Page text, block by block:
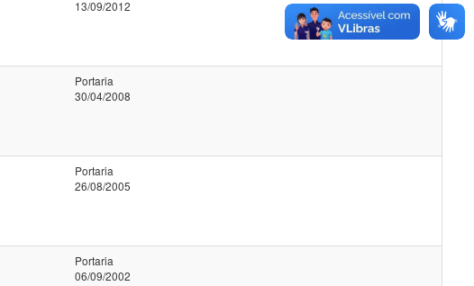
13/09/2012
Portaria
30/04/2008
Portaria
26/08/2005
Portaria
06/09/2002